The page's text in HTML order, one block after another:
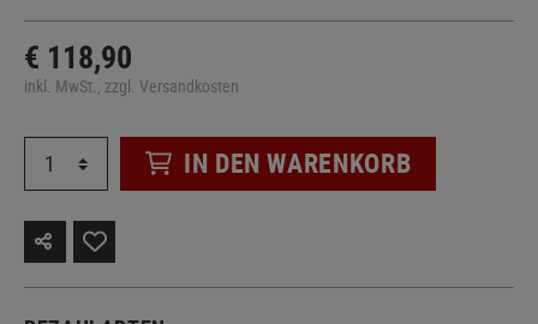
€ 118,90
inkl. MwSt., zzgl. Versandkosten
IN DEN WARENKORB